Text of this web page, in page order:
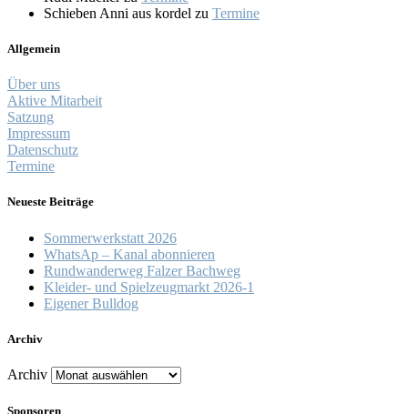
Schieben Anni aus kordel zu Termine
Allgemein
Über uns
Aktive Mitarbeit
Satzung
Impressum
Datenschutz
Termine
Neueste Beiträge
Sommerwerkstatt 2026
WhatsAp – Kanal abonnieren
Rundwanderweg Falzer Bachweg
Kleider- und Spielzeugmarkt 2026-1
Eigener Bulldog
Archiv
Archiv
Sponsoren